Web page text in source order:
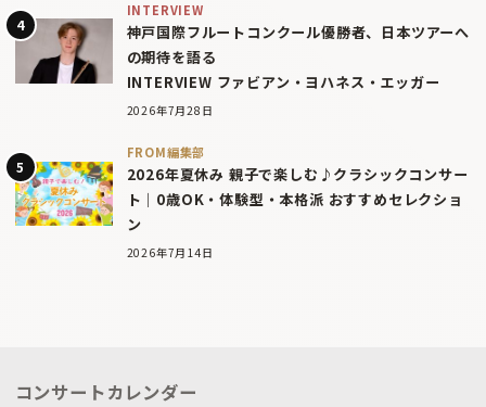
INTERVIEW
神戸国際フルートコンクール優勝者、日本ツアーへ
の期待を語る
INTERVIEW ファビアン・ヨハネス・エッガー
2026年7月28日
FROM編集部
2026年夏休み 親子で楽しむ♪クラシックコンサー
ト｜0歳OK・体験型・本格派 おすすめセレクショ
ン
2026年7月14日
コンサートカレンダー